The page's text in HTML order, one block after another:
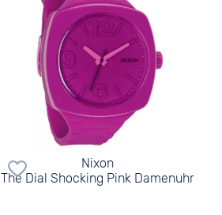
Nixon
The Dial Shocking Pink Damenuhr